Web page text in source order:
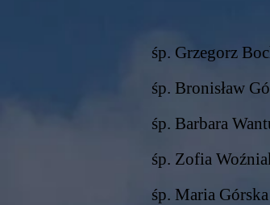
śp. Grzegorz
śp. Bronisław
śp. Barbara
śp. Zofia
śp. Maria